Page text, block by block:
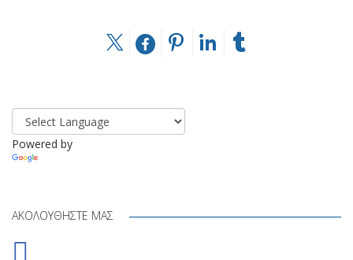
Powered by
ΑΚΟΛΟΥΘΉΣΤΕ ΜΑΣ